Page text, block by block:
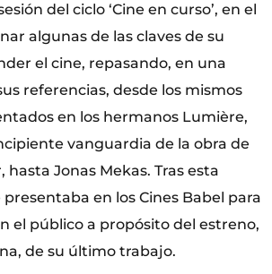
del ciclo ‘Cine en curso’, en el
algunas de las claves de su
el cine, repasando, en una
referencias, desde los mismos
en los hermanos Lumière,
vanguardia de la obra de
hasta Jonas Mekas. Tras esta
presentaba en los Cines Babel para
el público a propósito del estreno,
de su último trabajo.